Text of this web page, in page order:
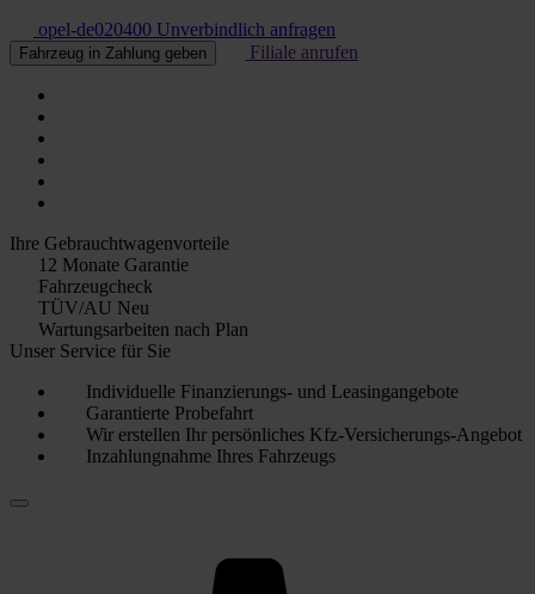
opel-de020400 Unverbindlich anfragen
Fahrzeug in Zahlung geben Filiale anrufen
Ihre Gebrauchtwagenvorteile
12 Monate Garantie
Fahrzeugcheck
TÜV/AU Neu
Wartungsarbeiten nach Plan
Unser Service für Sie
Individuelle Finanzierungs- und Leasingangebote
Garantierte Probefahrt
Wir erstellen Ihr persönliches Kfz-Versicherungs-Angebot
Inzahlungnahme Ihres Fahrzeugs